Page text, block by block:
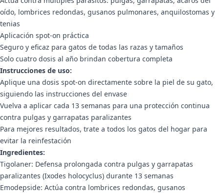
oído, lombrices redondas, gusanos pulmonares, anquilostomas y
tenias
Aplicación spot-on práctica
Seguro y eficaz para gatos de todas las razas y tamaños
Solo cuatro dosis al año brindan cobertura completa
Instrucciones de uso:
Aplique una dosis spot-on directamente sobre la piel de su gato,
siguiendo las instrucciones del envase
Vuelva a aplicar cada 13 semanas para una protección continua
contra pulgas y garrapatas paralizantes
Para mejores resultados, trate a todos los gatos del hogar para
evitar la reinfestación
Ingredientes:
Tigolaner: Defensa prolongada contra pulgas y garrapatas
paralizantes (Ixodes holocyclus) durante 13 semanas
Emodepside: Actúa contra lombrices redondas, gusanos